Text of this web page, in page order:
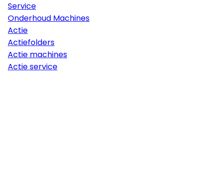
Service
Onderhoud Machines
Actie
Actiefolders
Actie machines
Actie service